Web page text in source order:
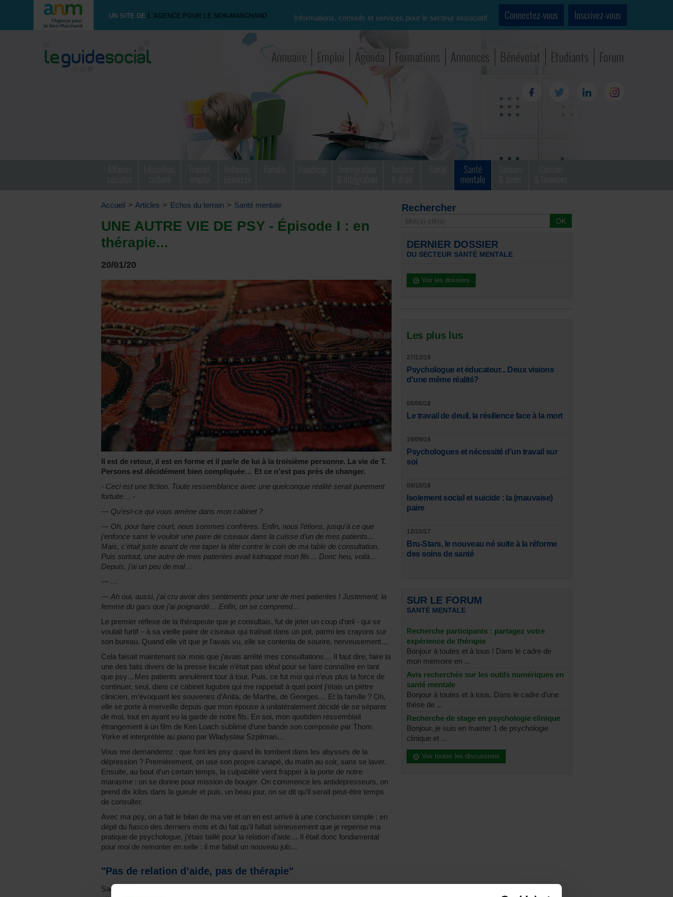
UN SITE DE L'AGENCE POUR LE NON-MARCHAND Informations, conseils et services pour le secteur associatif Connectez-vous Inscrivez-vous
Annuaire Emploi Agenda Formations Annonces Bénévolat Etudiants Forum
Santé
mentale
Accueil > Articles > Echos du terrain > Santé mentale
UNE AUTRE VIE DE PSY - Épisode I : en
thérapie...
20/01/20
Il est de retour, il est en forme et il parle de lui à la troisième personne. La vie de T.
Persons est décidément bien compliquée… Et ce n’est pas près de changer.
- Ceci est une fiction. Toute ressemblance avec une quelconque réalité serait purement
fortuite… -
— Qu’est-ce qui vous amène dans mon cabinet ?
— Oh, pour faire court, nous sommes confrères. Enfin, nous l’étions, jusqu’à ce que
j’enfonce sans le vouloir une paire de ciseaux dans la cuisse d’un de mes patients...
Mais, c’était juste avant de me taper la tête contre le coin de ma table de consultation.
Puis surtout, une autre de mes patientes avait kidnappé mon fils… Donc heu, voilà…
Depuis, j’ai un peu de mal…
— …
— Ah oui, aussi, j’ai cru avoir des sentiments pour une de mes patientes ! Justement, la
femme du gars que j’ai poignardé… Enfin, on se comprend…
Le premier réflexe de la thérapeute que je consultais, fut de jeter un coup d’œil - qui se
voulait furtif – à sa vieille paire de ciseaux qui traînait dans un pot, parmi les crayons sur
son bureau. Quand elle vit que je l’avais vu, elle se contenta de sourire, nerveusement…
Cela faisait maintenant six mois que j’avais arrêté mes consultations… Il faut dire, faire la
une des faits divers de la presse locale n’était pas idéal pour se faire connaître en tant
que psy…Mes patients annulèrent tour à tour. Puis, ce fut moi qui n’eus plus la force de
continuer, seul, dans ce cabinet lugubre qui me rappelait à quel point j’étais un piètre
clinicien, m’évoquant les souvenirs d’Anita, de Marthe, de Georges… Et la famille ? Oh,
elle se porte à merveille depuis que mon épouse à unilatéralement décidé de se séparer
de moi, tout en ayant eu la garde de notre fils. En soi, mon quotidien ressemblait
étrangement à un film de Ken Loach sublimé d’une bande son composée par Thom
Yorke et interprétée au piano par Wladyslaw Szpilman…
Vous me demanderez : que font les psy quand ils tombent dans les abysses de la
dépression ? Premièrement, on use son propre canapé, du matin au soir, sans se laver.
Ensuite, au bout d’un certain temps, la culpabilité vient frapper à la porte de notre
marasme : on se donne pour mission de bouger. On commence les antidépresseurs, on
prend dix kilos dans la gueule et puis, un beau jour, on se dit qu’il serait peut-être temps
de consulter.
Avec ma psy, on a fait le bilan de ma vie et on en est arrivé à une conclusion simple : en
dépit du fiasco des derniers mois et du fait qu’il fallait sérieusement que je repense ma
pratique de psychologue, j’étais taillé pour la relation d’aide… Il était donc fondamental
pour moi de remonter en selle : il me fallait un nouveau job…
"Pas de relation d’aide, pas de thérapie"
Sachez-le, il n’y rien de plus cynique qu’un recruteur qui vous invite à reconsidérer vos
Rechercher
DERNIER DOSSIER
DU SECTEUR SANTÉ MENTALE
Voir les dossiers
Les plus lus
27/12/19
Psychologue et éducateur... Deux visions
d'une même réalité?
08/06/18
Le travail de deuil, la résilience face à la mort
19/09/19
Psychologues et nécessité d'un travail sur
soi
08/10/18
Isolement social et suicide : la (mauvaise)
paire
12/10/17
Bru-Stars, le nouveau né suite à la réforme
des soins de santé
SUR LE FORUM
SANTÉ MENTALE
Recherche participants : partagez votre
expérience de thérapie
Bonjour à toutes et à tous ! Dans le cadre de
mon mémoire en ...
Avis recherchés sur les outils numériques en
santé mentale
Bonjour à toutes et à tous, Dans le cadre d'une
thèse de ...
Recherche de stage en psychologie clinique
Bonjour, je suis en master 1 de psychologie
clinique et ...
Voir toutes les discussions